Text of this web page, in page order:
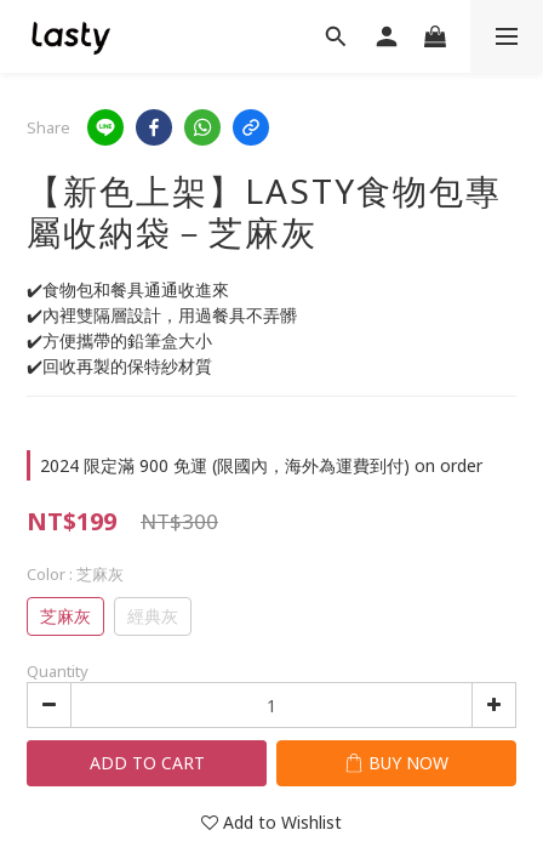
Share
【新色上架】LASTY食物包專
屬收納袋－芝麻灰
✔️食物包和餐具通通收進來
✔️內裡雙隔層設計，用過餐具不弄髒
✔️方便攜帶的鉛筆盒大小
✔️回收再製的保特紗材質
2024 限定滿 900 免運 (限國內，海外為運費到付) on order
NT$199 NT$300
Color : 芝麻灰
芝麻灰 經典灰
Quantity
ADD TO CART BUY NOW
Add to Wishlist